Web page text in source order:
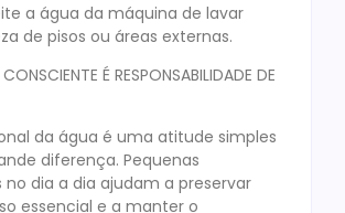
a água da máquina de lavar
de pisos ou áreas externas.
É RESPONSABILIDADE DE
da água é uma atitude simples
diferença. Pequenas
dia a dia ajudam a preservar
essencial e a manter o